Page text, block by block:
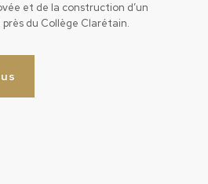
et de la construction d’un
du Collège Clarétain.